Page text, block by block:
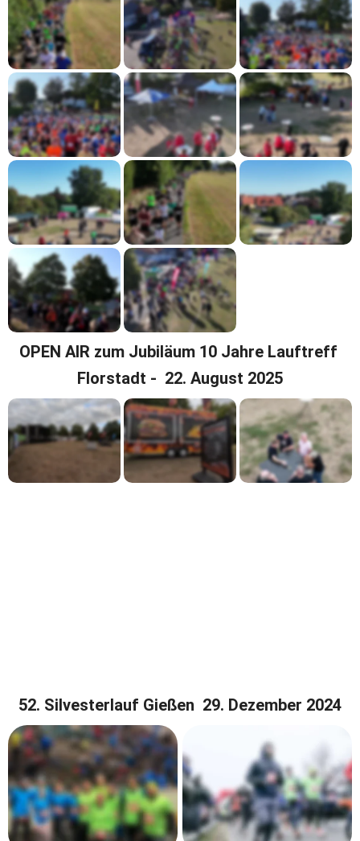
OPEN AIR zum Jubiläum 10 Jahre Lauftreff
Florstadt -  22. August 2025
52. Silvesterlauf Gießen  29. Dezember 2024